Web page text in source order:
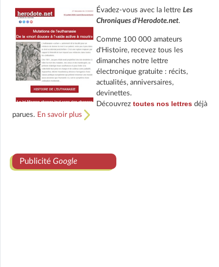
Évadez-vous avec la lettre Les
Chroniques d'Herodote.net.
Comme 100 000 amateurs
d'Histoire, recevez tous les
dimanches notre lettre
électronique gratuite : récits,
actualités, anniversaires,
devinettes.
Découvrez toutes nos lettresdéjà
parues. En savoir plus
Publicité Google